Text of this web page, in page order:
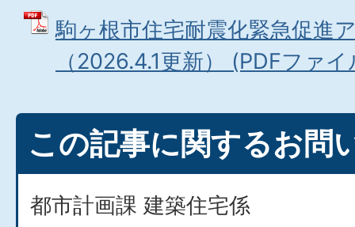
駒ヶ根市住宅耐震化緊急促進
（2026.4.1更新） (PDFファ
この記事に関するお問
都市計画課 建築住宅係